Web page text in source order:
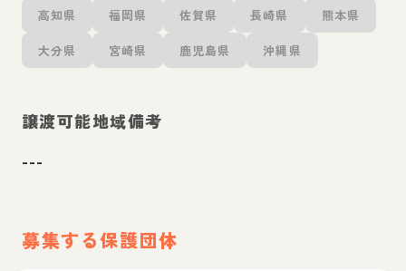
高知県 福岡県 佐賀県 長崎県 熊本県
大分県 宮崎県 鹿児島県 沖縄県
譲渡可能地域備考
---
募集する保護団体